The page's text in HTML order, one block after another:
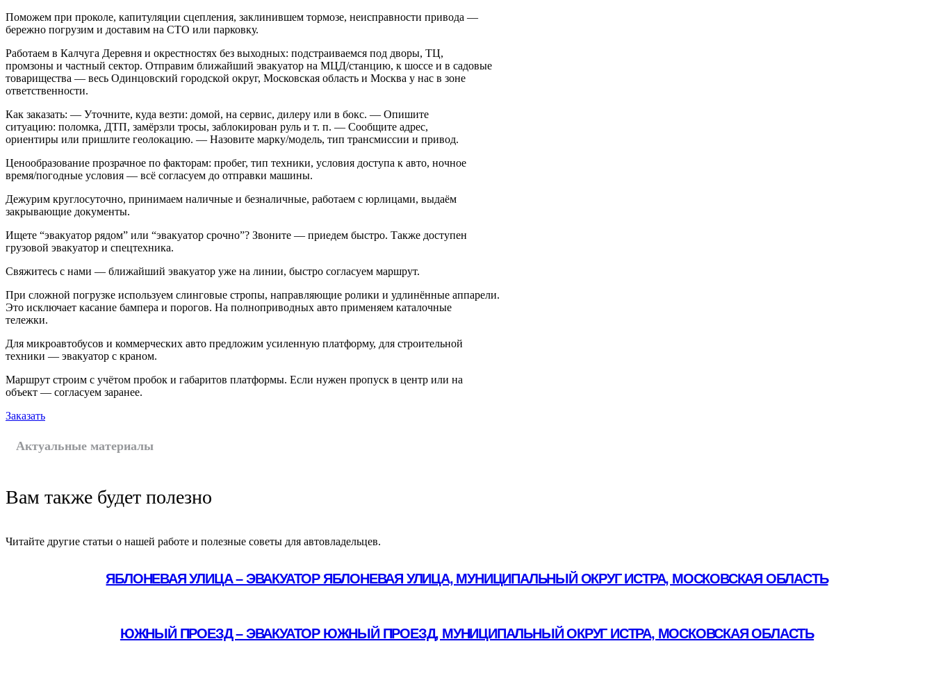
Поможем при проколе, капитуляции сцепления, заклинившем тормозе, неисправности привода —
бережно погрузим и доставим на СТО или парковку.
Работаем в Калчуга Деревня и окрестностях без выходных: подстраиваемся под дворы, ТЦ,
промзоны и частный сектор. Отправим ближайший эвакуатор на МЦД/станцию, к шоссе и в садовые
товарищества — весь Одинцовский городской округ, Московская область и Москва у нас в зоне
ответственности.
Как заказать: — Уточните, куда везти: домой, на сервис, дилеру или в бокс. — Опишите
ситуацию: поломка, ДТП, замёрзли тросы, заблокирован руль и т. п. — Сообщите адрес,
ориентиры или пришлите геолокацию. — Назовите марку/модель, тип трансмиссии и привод.
Ценообразование прозрачное по факторам: пробег, тип техники, условия доступа к авто, ночное
время/погодные условия — всё согласуем до отправки машины.
Дежурим круглосуточно, принимаем наличные и безналичные, работаем с юрлицами, выдаём
закрывающие документы.
Ищете “эвакуатор рядом” или “эвакуатор срочно”? Звоните — приедем быстро. Также доступен
грузовой эвакуатор и спецтехника.
Свяжитесь с нами — ближайший эвакуатор уже на линии, быстро согласуем маршрут.
При сложной погрузке используем слинговые стропы, направляющие ролики и удлинённые аппарели.
Это исключает касание бампера и порогов. На полноприводных авто применяем каталочные
тележки.
Для микроавтобусов и коммерческих авто предложим усиленную платформу, для строительной
техники — эвакуатор с краном.
Маршрут строим с учётом пробок и габаритов платформы. Если нужен пропуск в центр или на
объект — согласуем заранее.
Заказать
Актуальные материалы
Вам также будет полезно
Читайте другие статьи о нашей работе и полезные советы для автовладельцев.
ЯБЛОНЕВАЯ УЛИЦА – ЭВАКУАТОР ЯБЛОНЕВАЯ УЛИЦА, МУНИЦИПАЛЬНЫЙ ОКРУГ ИСТРА, МОСКОВСКАЯ ОБЛАСТЬ
ЮЖНЫЙ ПРОЕЗД – ЭВАКУАТОР ЮЖНЫЙ ПРОЕЗД, МУНИЦИПАЛЬНЫЙ ОКРУГ ИСТРА, МОСКОВСКАЯ ОБЛАСТЬ